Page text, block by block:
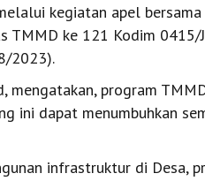
kegiatan apel
TMMD ke 121 Kodim 0415/
2023).
mengatakan, program
ini dapat menumbuhkan
infrastruktur di Desa,